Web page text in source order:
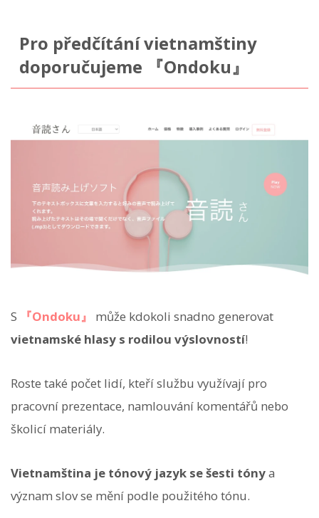
Pro předčítání vietnamštiny
doporučujeme 『Ondoku』
S 『Ondoku』
může kdokoli snadno generovat
vietnamské hlasy s rodilou výslovností!
Roste také počet lidí, kteří službu využívají pro
pracovní prezentace, namlouvání komentářů nebo
školicí materiály.
Vietnamština je tónový jazyk se šesti tónya
význam slov se mění podle použitého tónu.